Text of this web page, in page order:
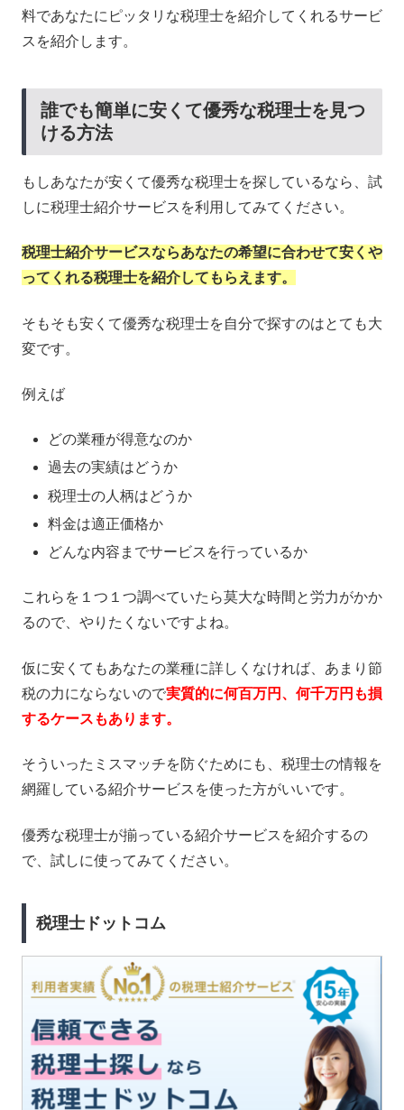
料であなたにピッタリな税理士を紹介してくれるサービ
スを紹介します。
誰でも簡単に安くて優秀な税理士を見つ
ける方法
もしあなたが安くて優秀な税理士を探しているなら、試
しに税理士紹介サービスを利用してみてください。
税理士紹介サービスならあなたの希望に合わせて安くや
ってくれる税理士を紹介してもらえます。
そもそも安くて優秀な税理士を自分で探すのはとても大
変です。
例えば
どの業種が得意なのか
過去の実績はどうか
税理士の人柄はどうか
料金は適正価格か
どんな内容までサービスを行っているか
これらを１つ１つ調べていたら莫大な時間と労力がかか
るので、やりたくないですよね。
仮に安くてもあなたの業種に詳しくなければ、あまり節
税の力にならないので実質的に何百万円、何千万円も損
するケースもあります。
そういったミスマッチを防ぐためにも、税理士の情報を
網羅している紹介サービスを使った方がいいです。
優秀な税理士が揃っている紹介サービスを紹介するの
で、試しに使ってみてください。
税理士ドットコム